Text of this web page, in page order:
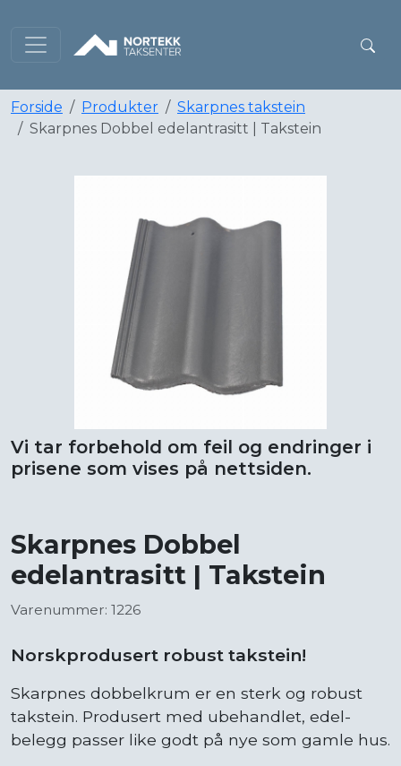
Forside Produkter
Skarpnes takstein
Skarpnes Dobbel edelantrasitt | Takstein
Vi tar forbehold om feil og endringer i
prisene som vises på nettsiden.
Skarpnes Dobbel
edelantrasitt | Takstein
Varenummer: 1226
Norskprodusert robust takstein!
Skarpnes dobbelkrum er en sterk og robust
takstein. Produsert med ubehandlet, edel-
belegg passer like godt på nye som gamle hus.